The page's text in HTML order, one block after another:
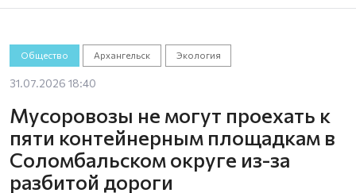
Общество Архангельск Экология
31.07.2026 18:40
Мусоровозы не могут проехать к
пяти контейнерным площадкам в
Соломбальском округе из-за
разбитой дороги